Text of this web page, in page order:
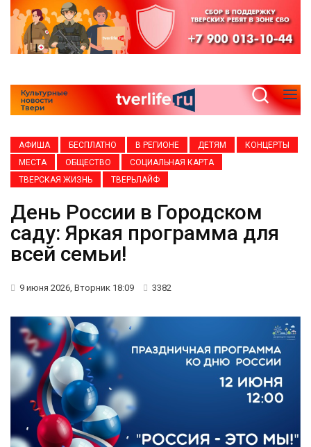
АФИША БЕСПЛАТНО В РЕГИОНЕ ДЕТЯМ
КОНЦЕРТЫ
МЕСТА
ОБЩЕСТВО
СОЦИАЛЬНАЯ КАРТА
ТВЕРСКАЯ ЖИЗНЬ
ТВЕРЬЛАЙФ
День России в Городском
саду: Яркая программа для
всей семьи!
9 июня 2026, Вторник 18:09 3382